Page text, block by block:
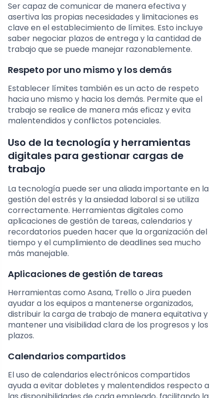
Ser capaz de comunicar de manera efectiva y
asertiva las propias necesidades y limitaciones es
clave en el establecimiento de límites. Esto incluye
saber negociar plazos de entrega y la cantidad de
trabajo que se puede manejar razonablemente.
Respeto por uno mismo y los demás
Establecer límites también es un acto de respeto
hacia uno mismo y hacia los demás. Permite que el
trabajo se realice de manera más eficaz y evita
malentendidos y conflictos potenciales.
Uso de la tecnología y herramientas
digitales para gestionar cargas de
trabajo
La tecnología puede ser una aliada importante en la
gestión del estrés y la ansiedad laboral si se utiliza
correctamente. Herramientas digitales como
aplicaciones de gestión de tareas, calendarios y
recordatorios pueden hacer que la organización del
tiempo y el cumplimiento de deadlines sea mucho
más manejable.
Aplicaciones de gestión de tareas
Herramientas como Asana, Trello o Jira pueden
ayudar a los equipos a mantenerse organizados,
distribuir la carga de trabajo de manera equitativa y
mantener una visibilidad clara de los progresos y los
plazos.
Calendarios compartidos
El uso de calendarios electrónicos compartidos
ayuda a evitar dobletes y malentendidos respecto a